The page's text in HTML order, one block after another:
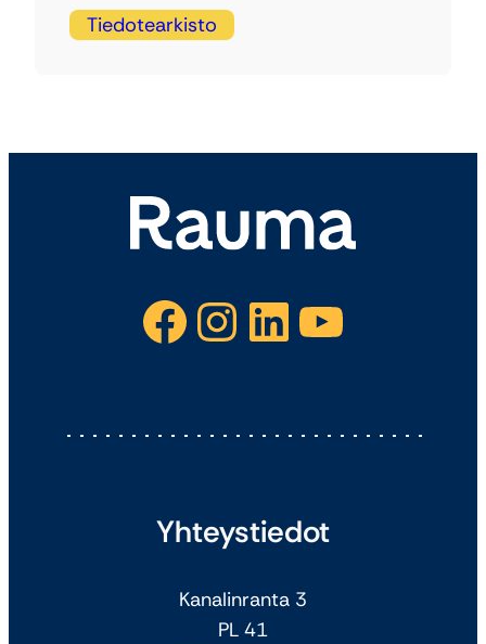
Tiedotearkisto
Facebook Instagram LinkedIn YouTube
Yhteystiedot
Kanalinranta 3
PL 41